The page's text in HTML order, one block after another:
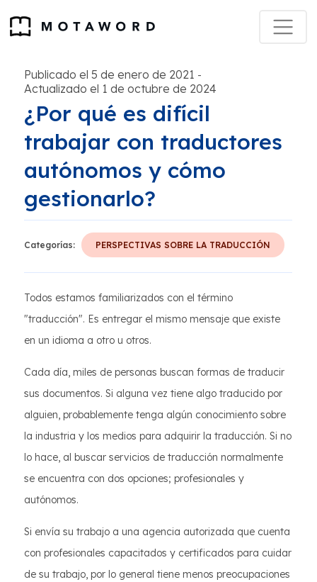
Publicado el 5 de enero de 2021 -
Actualizado el 1 de octubre de 2024
¿Por qué es difícil
trabajar con traductores
autónomos y cómo
gestionarlo?
Categorías: PERSPECTIVAS SOBRE LA TRADUCCIÓN
Todos estamos familiarizados con el término
"traducción". Es entregar el mismo mensaje que existe
en un idioma a otro u otros.
Cada día, miles de personas buscan formas de traducir
sus documentos. Si alguna vez tiene algo traducido por
alguien, probablemente tenga algún conocimiento sobre
la industria y los medios para adquirir la traducción. Si no
lo hace, al buscar servicios de traducción normalmente
se encuentra con dos opciones; profesionales y
autónomos.
Si envía su trabajo a una agencia autorizada que cuenta
con profesionales capacitados y certificados para cuidar
de su trabajo, por lo general tiene menos preocupaciones